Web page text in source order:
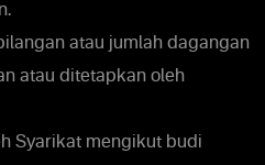
atau jumlah dagangan
atau ditetapkan oleh
Syarikat mengikut budi